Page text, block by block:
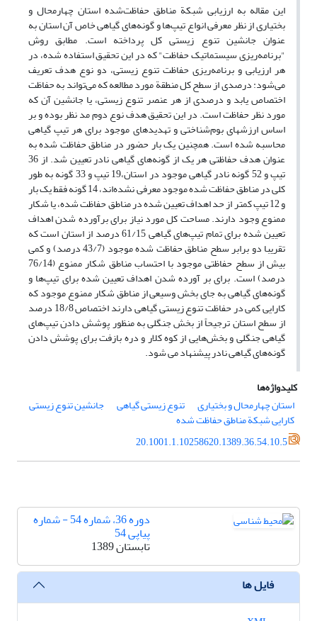
این مقاله به ارزیابی شبکة مناطق حفاظت‌شده استان چهارمحال و
بختیاری از نظر معرفی انواع تیپ‌ها و گونه‌های گیاهی خاص آن استان به
عنوان جانشین تنوع زیستی کل پرداخته است. مطابق روش
"برنامه‌ریزی سیستماتیک حفاظت" که در این تحقیق استفاده شده، در
هر ارزیابی و برنامه‌ریزی حفاظت تنوع زیستی، دو نوع هدف تعریف
می‌‌شود: درصدی از سطح کل منطقة مورد مطالعه که می‌تواند به حفاظت
اختصاص یابد و درصدی از هر عنصر تنوع زیستی، یا جانشین آن که
مورد نظر حفاظت است. در این تحقیق هدف نوع دوم مد نظر بوده و بر
اساس ارزشهای بوم‌شناختی و تهدیدهای موجود برای هر تیپ گیاهی
محاسبه شده است. همچنین یک بار حضور در مناطق حفاظت شده به
عنوان هدف حفاظتی هر یک از گونه‌های گیاهی نادر تعیین شد. از 36
تیپ و 52 گونه نادر گیاهی موجود در استان،19 تیپ و 33 گونه به طور
کلی در مناطق حفاظت شده موجود معرفی نشده‌اند، 14 گونه فقط یک بار
و 12 تیپ کمتر از حد اهداف تعیین شده در مناطق حفاظت شده، یا شکار
ممنوع وجود دارند. مساحت کل مورد نیاز برای بر‌آورده شدن اهداف
تعیین شده برای تمام تیپ‌های گیاهی 61/15 درصد از استان است که
تقریبا دو برابر سطح مناطق حفاظت شده موجود (43/7 درصد) و کمی
بیش از سطح حفاظتی موجود با احتساب مناطق شکار ممنوع (76/14
درصد) است. برای بر آورده شدن اهداف تعیین شده برای تیپ‌ها و
گونه‌های گیاهی به جای بخش وسیعی از مناطق شکار ممنوع موجود که
کارایی کمی در حفاظت تنوع زیستی گیاهی دارند اختصاص 18/8 درصد
از سطح استان ترجیحاً از بخش جنگلی به منظور پوشش دادن تیپ‌های
گیاهی جنگلی و بخش‌هایی از کوه کلار و دره بازفت برای پوشش دادن
گونه‌های گیاهی نادر پیشنهاد می شود.
کلیدواژه‌ها
استان چهارمحال و بختیاری
تنوع زیستی گیاهی جانشین تنوع زیستی
کارایی شبکة مناطق حفاظت شده
20.1001.1.10258620.1389.36.54.10.5
دوره 36، شماره 54 - شماره
پیاپی 54
تابستان 1389
فایل ها